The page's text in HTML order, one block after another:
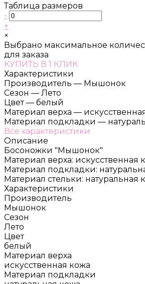
Таблица размеров
-
+
×
Выбрано максимальное
для заказа
КУПИТЬ В 1 КЛИК
Характеристики
Производитель — Мышонок
Сезон — Лето
Цвет — белый
Материал верха —
Материал подкладки —
Все характеристики
Описание
Босоножки "Мышонок"
Материал верха: искусственная
Материал подкладки:
Материал стельки: натуральная
Характеристики
Производитель
Мышонок
Сезон
Лето
Цвет
белый
Материал верха
искусственная кожа
Материал подкладки